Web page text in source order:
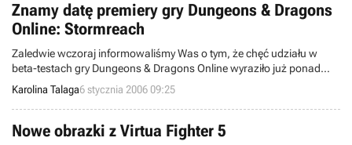
Znamy datę premiery gry Dungeons & Dragons
Online: Stormreach
Zaledwie wczoraj informowaliśmy Was o tym, że chęć udziału w
beta-testach gry Dungeons & Dragons Online wyraziło już ponad
250 tysięcy użytkowników, a już dziś mamy kolejną wiadomość na
temat tej produkcji. Firma Turbine Entertainment, producent gry,
poinformowała, że amerykański debiut rynkowy programu nastąpi
28 lutego bieżącego roku.
Karolina Talaga6 stycznia 2006 09:25
Nowe obrazki z Virtua Fighter 5